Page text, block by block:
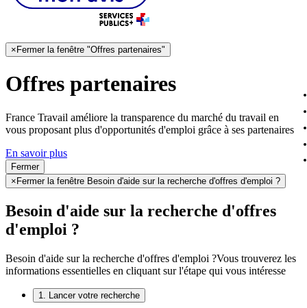
× Fermer la fenêtre "Offres partenaires"
Offres partenaires
France Travail améliore la transparence du marché du travail en
vous proposant plus d'opportunités d'emploi grâce à ses partenaires
En savoir plus
Fermer
× Fermer la fenêtre Besoin d'aide sur la recherche d'offres d'emploi ?
Besoin d'aide sur la recherche d'offres
d'emploi ?
Besoin d'aide sur la recherche d'offres d'emploi ?Vous trouverez les
informations essentielles en cliquant sur l'étape qui vous intéresse
1. Lancer votre recherche